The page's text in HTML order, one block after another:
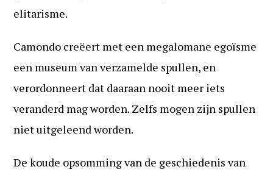
elitarisme.
Camondo creëert met een megalomane egoïsme
een museum van verzamelde spullen, en
verordonneert dat daaraan nooit meer iets
veranderd mag worden. Zelfs mogen zijn spullen
niet uitgeleend worden.
De koude opsomming van de geschiedenis van